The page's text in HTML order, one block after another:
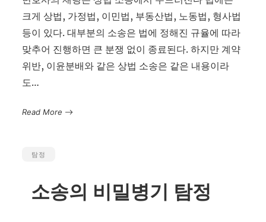
크게 상법, 가정법, 이민법, 부동산법, 노동법, 형사법
등이 있다. 대부분의 소송은 법에 정해진 규율에 따라
맞추어 진행하면 큰 분쟁 없이 종료된다. 하지만 계약
위반, 이윤분배와 같은 상법 소송은 같은 내용이라
도…
Read More
탐정
소송의 비밀병기 탐정